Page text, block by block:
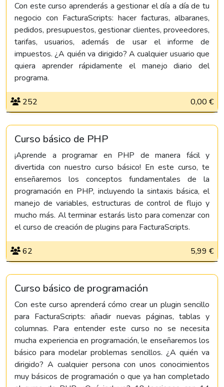
Con este curso aprenderás a gestionar el día a día de tu
negocio con FacturaScripts: hacer facturas, albaranes,
pedidos, presupuestos, gestionar clientes, proveedores,
tarifas, usuarios, además de usar el informe de
impuestos. ¿A quién va dirigido? A cualquier usuario que
quiera aprender rápidamente el manejo diario del
programa.
252 0,00 €
Curso básico de PHP
¡Aprende a programar en PHP de manera fácil y
divertida con nuestro curso básico! En este curso, te
enseñaremos los conceptos fundamentales de la
programación en PHP, incluyendo la sintaxis básica, el
manejo de variables, estructuras de control de flujo y
mucho más. Al terminar estarás listo para comenzar con
el curso de creación de plugins para FacturaScripts.
62 5,99 €
Curso básico de programación
Con este curso aprenderá cómo crear un plugin sencillo
para FacturaScripts: añadir nuevas páginas, tablas y
columnas. Para entender este curso no se necesita
mucha experiencia en programación, le enseñaremos los
básico para modelar problemas sencillos. ¿A quién va
dirigido? A cualquier persona con unos conocimientos
muy básicos de programación o que ya han completado